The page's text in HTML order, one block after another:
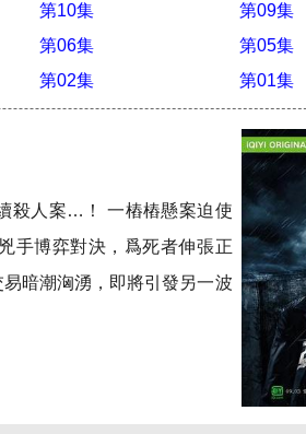
第10集
第09集
第06集
第05集
第02集 第01集
殺人案…！ 一樁樁懸案迫使
手博弈對決，爲死者伸張正
暗潮洶湧，即將引發另一波